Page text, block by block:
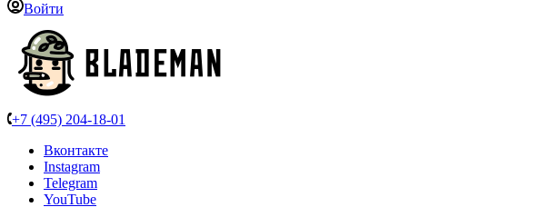
Войти
+7 (495) 204-18-01
Вконтакте
Instagram
Telegram
YouTube